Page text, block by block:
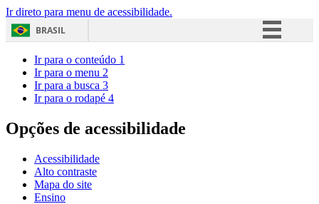
Ir direto para menu de acessibilidade.
BRASIL
Acesso à informação
Ir para o conteúdo 1
Ir para o menu 2
Ir para a busca 3
Ir para o rodapé 4
Opções de acessibilidade
Acessibilidade
Alto contraste
Mapa do site
Ensino